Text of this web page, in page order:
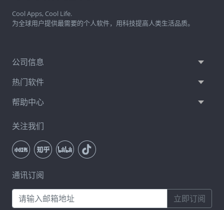
Cool Apps, Cool Life.
为全球用户提供最需要的个人软件，用科技提高人类生活品质。
公司信息
热门软件
帮助中心
关注我们
通讯订阅
立即订阅